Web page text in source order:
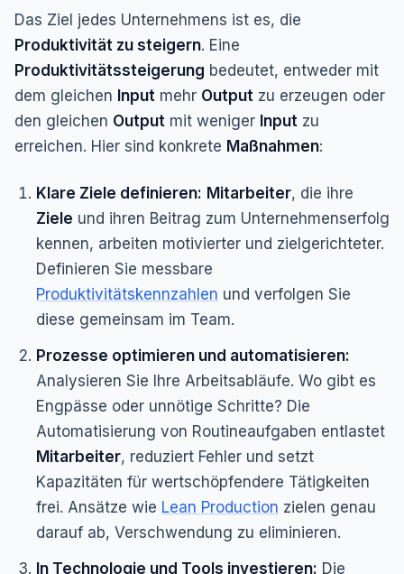
Das Ziel jedes Unternehmens ist es, die
Produktivität zu steigern. Eine
Produktivitätssteigerung bedeutet, entweder mit
dem gleichen Input mehr Output zu erzeugen oder
den gleichen Output mit weniger Input zu
erreichen. Hier sind konkrete Maßnahmen:
Klare Ziele definieren: Mitarbeiter, die ihre
Ziele und ihren Beitrag zum Unternehmenserfolg
kennen, arbeiten motivierter und zielgerichteter.
Definieren Sie messbare
Produktivitätskennzahlen und verfolgen Sie
diese gemeinsam im Team.
Prozesse optimieren und automatisieren:
Analysieren Sie Ihre Arbeitsabläufe. Wo gibt es
Engpässe oder unnötige Schritte? Die
Automatisierung von Routineaufgaben entlastet
Mitarbeiter, reduziert Fehler und setzt
Kapazitäten für wertschöpfendere Tätigkeiten
frei. Ansätze wie Lean Production zielen genau
darauf ab, Verschwendung zu eliminieren.
In Technologie und Tools investieren: Die